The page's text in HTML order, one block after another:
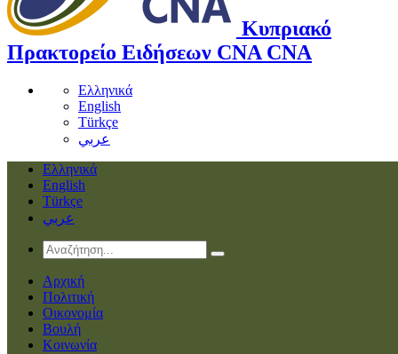
Κυπριακό
Πρακτορείο Ειδήσεων CNA CNA
Ελληνικά
English
Türkçe
عربي
Ελληνικά
English
Türkçe
عربي
Αρχική
Πολιτική
Οικονομία
Βουλή
Κοινωνία